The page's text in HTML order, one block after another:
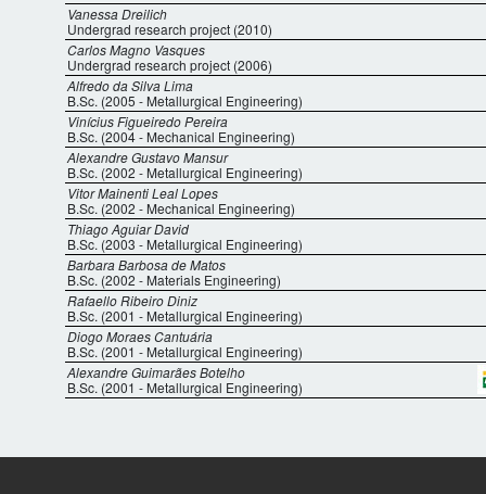
Vanessa Dreilich
Undergrad research project (2010)
Carlos Magno Vasques
Undergrad research project (2006)
Alfredo da Silva Lima
B.Sc. (2005 - Metallurgical Engineering)
Vinícius Figueiredo Pereira
B.Sc. (2004 - Mechanical Engineering)
Alexandre Gustavo Mansur
B.Sc. (2002 - Metallurgical Engineering)
Vitor Mainenti Leal Lopes
B.Sc. (2002 - Mechanical Engineering)
Thiago Aguiar David
B.Sc. (2003 - Metallurgical Engineering)
Barbara Barbosa de Matos
B.Sc. (2002 - Materials Engineering)
Rafaello Ribeiro Diniz
B.Sc. (2001 - Metallurgical Engineering)
Diogo Moraes Cantuária
B.Sc. (2001 - Metallurgical Engineering)
Alexandre Guimarães Botelho
B.Sc. (2001 - Metallurgical Engineering)